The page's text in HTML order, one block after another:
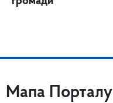
Мапа Порталу